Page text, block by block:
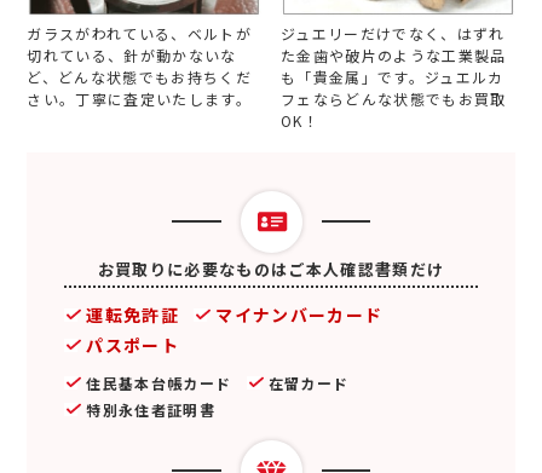
ガラスがわれている、ベルトが
切れている、針が動かないな
ど、どんな状態でもお持ちくだ
さい。丁寧に査定いたします。
ジュエリーだけでなく、はずれ
た金歯や破片のような工業製品
も「貴金属」です。ジュエルカ
フェならどんな状態でもお買取
OK！
お買取りに必要なものはご本人確認書類だけ
運転免許証
マイナンバーカード
パスポート
住民基本台帳カード
在留カード
特別永住者証明書